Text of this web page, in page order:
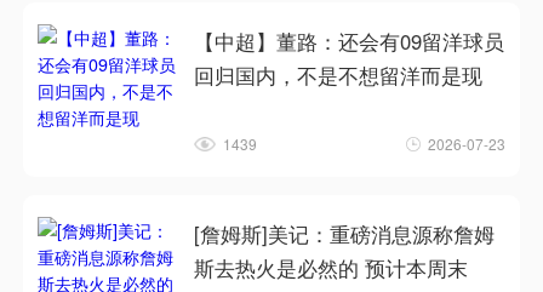
【中超】董路：还会有09留洋球员
回归国内，不是不想留洋而是现
1439 2026-07-23
[詹姆斯]美记：重磅消息源称詹姆
斯去热火是必然的 预计本周末